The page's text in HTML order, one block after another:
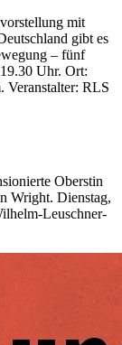
mit
gibt es
– fünf
Uhr. Ort:
Veranstalter: RLS
Oberstin
Wright. Dienstag,
Leuschner-